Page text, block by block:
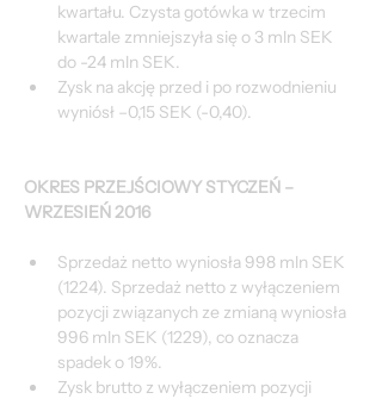
kwartału. Czysta gotówka w trzecim
kwartale zmniejszyła się o 3 mln SEK
do -24 mln SEK.
Zysk na akcję przed i po rozwodnieniu
wyniósł –0,15 SEK (-0,40).
OKRES PRZEJŚCIOWY STYCZEŃ –
WRZESIEŃ 2016
Sprzedaż netto wyniosła 998 mln SEK
(1224). Sprzedaż netto z wyłączeniem
pozycji związanych ze zmianą wyniosła
996 mln SEK (1229), co oznacza
spadek o 19%.
Zysk brutto z wyłączeniem pozycji